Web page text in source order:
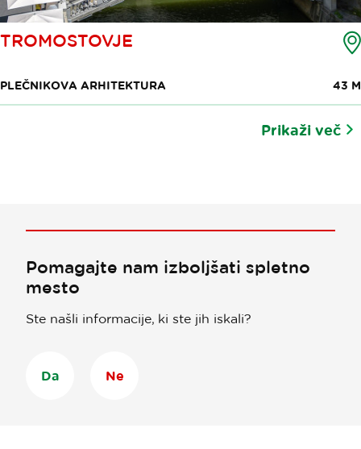
TROMOSTOVJE
PLEČNIKOVA ARHITEKTURA 43 M
Prikaži več
Pomagajte nam izboljšati spletno
mesto
Ste našli informacije, ki ste jih iskali?
Da Ne